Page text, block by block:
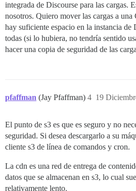
integrada de Discourse para las cargas.
nosotros. Quiero mover las cargas a
hay suficiente espacio en la instancia de
todas (si lo hubiera, no tendría sentido
hacer una copia de seguridad de las
pfaffman (Jay Pfaffman) 19
4
El punto de s3 es que es seguro y no
seguridad. Si desea descargarlo a su
cliente s3 de línea de comandos y cron.
La cdn es una red de entrega de
datos que se almacenan en s3, lo cual
relativamente lento.